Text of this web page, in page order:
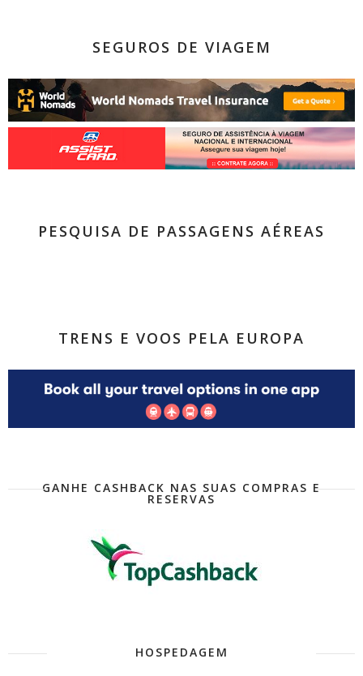
SEGUROS DE VIAGEM
PESQUISA DE PASSAGENS AÉREAS
TRENS E VOOS PELA EUROPA
GANHE CASHBACK NAS SUAS COMPRAS E
RESERVAS
HOSPEDAGEM